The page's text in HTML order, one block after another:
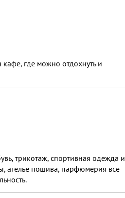
где можно отдохнуть и
трикотаж, спортивная одежда и
ателье пошива, парфюмерия все